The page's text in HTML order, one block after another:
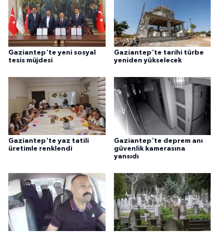
Gaziantep'te yeni sosyal
tesis müjdesi
Gaziantep'te tarihi türbe
yeniden yükselecek
Gaziantep'te yaz tatili
üretimle renklendi
Gaziantep'te deprem anı
güvenlik kamerasına
yansıdı